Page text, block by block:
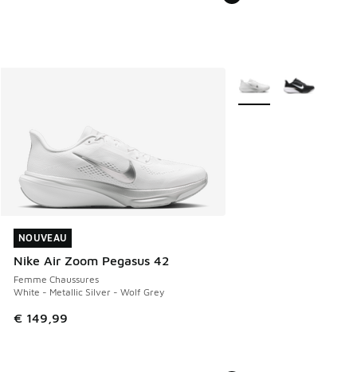
NOUVEAU
Nike Air Zoom Pegasus 42
Femme Chaussures
White - Metallic Silver - Wolf Grey
€ 149,99
NOUVEAU
Plus de couleurs